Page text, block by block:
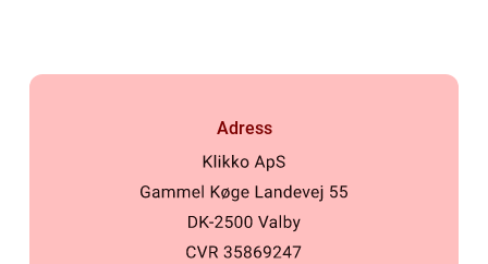
Adress